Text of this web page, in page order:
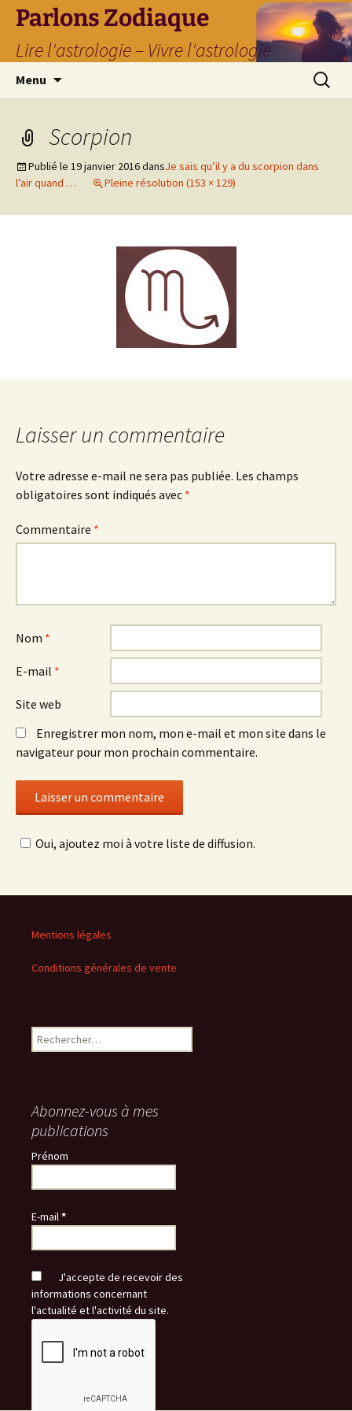
Parlons Zodiaque
Lire l'astrologie – Vivre l'astrologie
Menu
Scorpion
Publié le 19 janvier 2016dansJe sais qu’il y a du scorpion dans
l’air quand …
Pleine résolution (153 × 129)
Laisser un commentaire
Votre adresse e-mail ne sera pas publiée. Les champs
obligatoires sont indiqués avec *
Commentaire *
Nom *
E-mail *
Site web
Enregistrer mon nom, mon e-mail et mon site dans le
navigateur pour mon prochain commentaire.
Oui, ajoutez moi à votre liste de diffusion.
Mentions légales
Conditions générales de vente
Rechercher :
Abonnez-vous à mes
publications
Prénom
E-mail*
J'accepte de recevoir des
informations concernant
l'actualité et l'activité du site.